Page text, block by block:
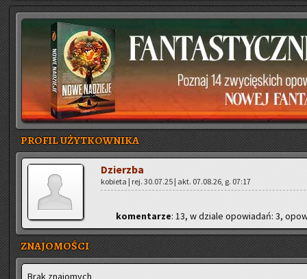
PROFIL UŻYTKOWNIKA
Dzierz­ba
ko­bie­ta | rej. 30.07.25 | akt. 07.08.26, g. 07:17
ko­men­ta­rze: 13, w dzia­le opo­wia­dań: 3,
ZNAJOMOŚCI
Brak zna­jo­mych